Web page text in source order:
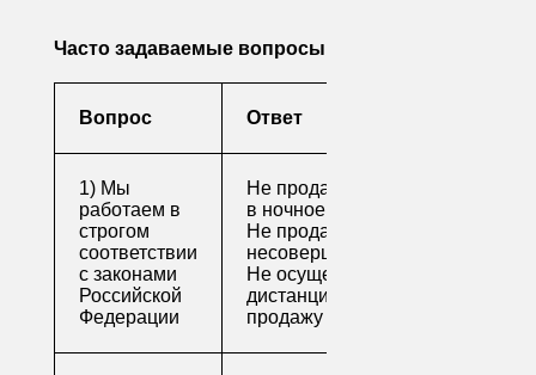
Часто задаваемые вопросы
Вопрос Ответ
1) Мы
работаем в
строгом
соответствии
с законами
Российской
Федерации
Не продаем алкоголь
в ночное время
Не продаем алкоголь
несовершеннолетним
Не осуществляем
дистанционную
продажу